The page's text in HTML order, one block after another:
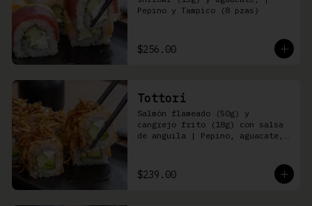
Pepino y Tampico (8 pzas)
$256.00
Tottori
Salmón flameado (50g) y
cangrejo frito (18g) con salsa
de anguila | Pepino, aguacate,
$239.00